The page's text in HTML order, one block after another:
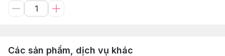
Các sản phẩm, dịch vụ khác